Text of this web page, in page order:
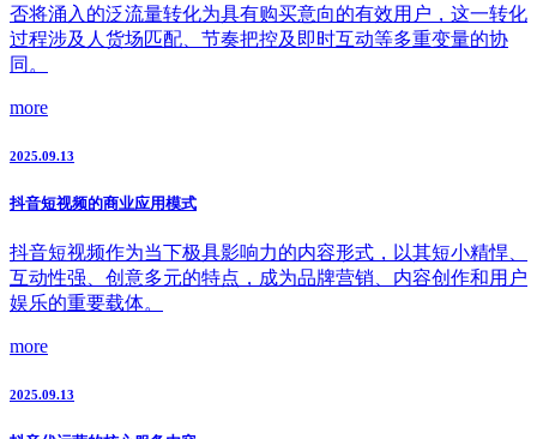
否将涌入的泛流量转化为具有购买意向的有效用户，这一转化
过程涉及人货场匹配、节奏把控及即时互动等多重变量的协
同。
more
2025.09.13
抖音短视频的商业应用模式
抖音短视频作为当下极具影响力的内容形式，以其短小精悍、
互动性强、创意多元的特点，成为品牌营销、内容创作和用户
娱乐的重要载体。
more
2025.09.13